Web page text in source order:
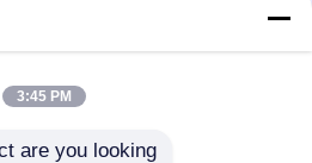
3:45 PM
are you looking